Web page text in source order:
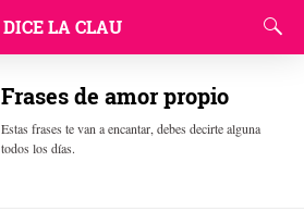
DICE LA CLAU
Frases de amor propio
Estas frases te van a encantar, debes decirte alguna
todos los días.